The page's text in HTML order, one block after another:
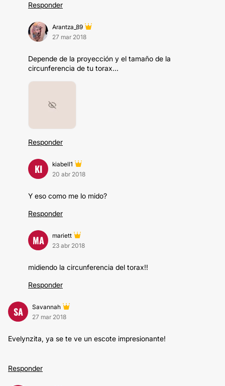
Responder
Arantza_89
27 mar 2018
Depende de la proyección y el tamaño de la
circunferencia de tu torax...
Responder
KI
kiabell1
20 abr 2018
Y eso como me lo mido?
Responder
MA
mariett
23 abr 2018
midiendo la circunferencia del torax!!
Responder
SA
Savannah
27 mar 2018
Evelynzita, ya se te ve un escote impresionante!
Responder